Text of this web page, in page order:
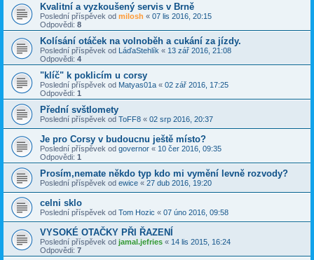
Kvalitní a vyzkoušený servis v Brně
Poslední příspěvek od milosh « 07 lis 2016, 20:15
Odpovědi: 8
Kolísání otáček na volnoběh a cukání za jízdy.
Poslední příspěvek od LáďaStehlík « 13 zář 2016, 21:08
Odpovědi: 4
"klíč" k poklicím u corsy
Poslední příspěvek od Matyas01a « 02 zář 2016, 17:25
Odpovědi: 1
Přední svštlomety
Poslední příspěvek od ToFF8 « 02 srp 2016, 20:37
Je pro Corsy v budoucnu ještě místo?
Poslední příspěvek od governor « 10 čer 2016, 09:35
Odpovědi: 1
Prosím,nemate někdo typ kdo mi vymění levně rozvody?
Poslední příspěvek od ewice « 27 dub 2016, 19:20
celni sklo
Poslední příspěvek od Tom Hozic « 07 úno 2016, 09:58
VYSOKÉ OTAČKY PŘI ŘAZENÍ
Poslední příspěvek od jamal.jefries « 14 lis 2015, 16:24
Odpovědi: 7